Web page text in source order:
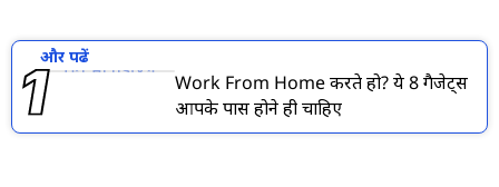
और पढें
Work From Home करते हो? ये 8 गैजेट्स
आपके पास होने ही चाहिए